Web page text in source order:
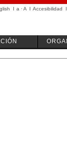
I a ·A I Accesibilidad I